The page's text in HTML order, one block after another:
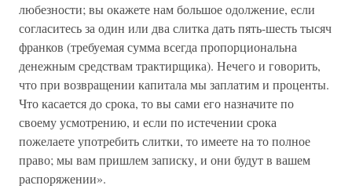
любезности; вы окажете нам большое одолжение, если
согласитесь за один или два слитка дать пять-шесть тысяч
франков (требуемая сумма всегда пропорциональна
денежным средствам трактирщика). Нечего и говорить,
что при возвращении капитала мы заплатим и проценты.
Что касается до срока, то вы сами его назначите по
своему усмотрению, и если по истечении срока
пожелаете употребить слитки, то имеете на то полное
право; мы вам пришлем записку, и они будут в вашем
распоряжении».